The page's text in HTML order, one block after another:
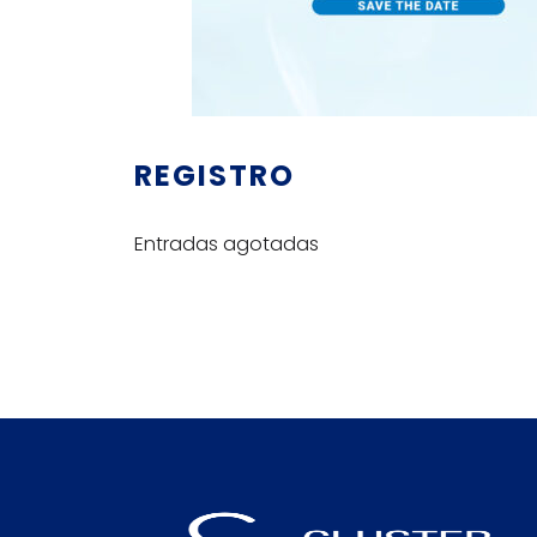
REGISTRO
Entradas agotadas